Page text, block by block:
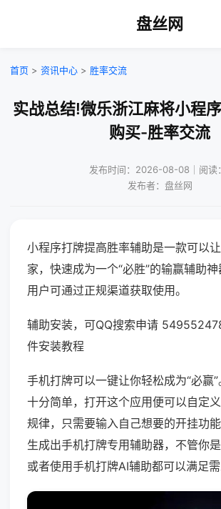
盘丝网
首页 > 资讯中心 > 胜率交流
实战总结!微乐浙江麻将小程
购买-胜率交流
发布时间：2026-08-08｜阅读
发布者：盘丝网
小程序打牌提高胜率辅助是一款可以
家，快速成为一个“必胜”的输赢辅助
用户可通过正规渠道获取使用。
辅助安装，可QQ搜索申请
件安装教程
手机打牌可以一键让你轻松成为“必赢
十分简单，打开这个应用便可以自定
规律，只需要输入自己想要的开挂功
生成出手机打牌专用辅助器，不管你
或者使用手机打牌AI辅助都可以满足需